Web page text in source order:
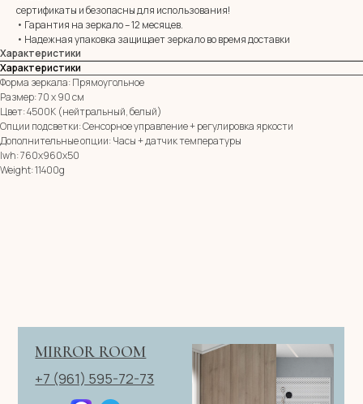
сертификаты и безопасны для использования!
• Гарантия на зеркало – 12 месяцев.
• Надежная упаковка защищает зеркало во время доставки
Характеристики
Характеристики
Форма зеркала: Прямоугольное
Размер: 70 х 90 см
Цвет: 4500К (нейтральный, белый)
Опции подсветки: Сенсорное управление + регулировка яркости
Дополнительные опции: Часы + датчик температуры
lwh: 760x960x50
Weight: 11400g
ул. Казачья, д. 2А
© 2026 ИП Клевцов Е.А.Все права защищены.
Остались вопросы?
Оставь заявку и мы с Вами свяжемся
Имя
Телефон
+7
Я согласен с политикой конфиденциальности